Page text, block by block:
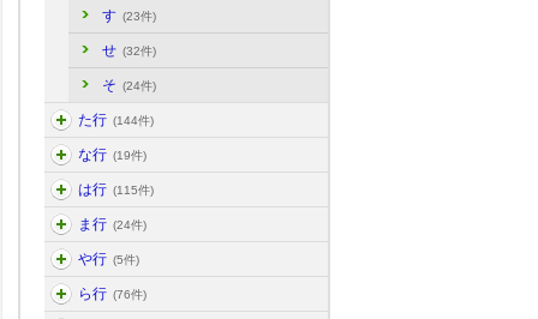
す (23件)
せ (32件)
そ (24件)
た行 (144件)
な行 (19件)
は行 (115件)
ま行 (24件)
や行 (5件)
ら行 (76件)